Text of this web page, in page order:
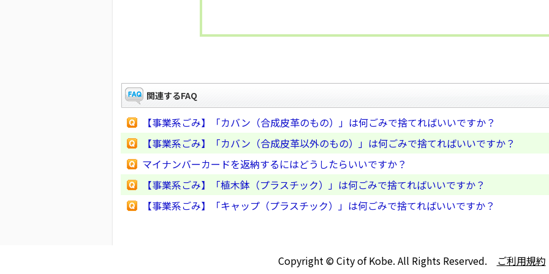
関連するFAQ
【事業系ごみ】「カバン（合成皮革のもの）」は何ごみで捨てればいいですか？
【事業系ごみ】「カバン（合成皮革以外のもの）」は何ごみで捨てればいいですか？
マイナンバーカードを返納するにはどうしたらいいですか？
【事業系ごみ】「植木鉢（プラスチック）」は何ごみで捨てればいいですか？
【事業系ごみ】「キャップ（プラスチック）」は何ごみで捨てればいいですか？
Copyright © City of Kobe. All Rights Reserved. ご利用規約